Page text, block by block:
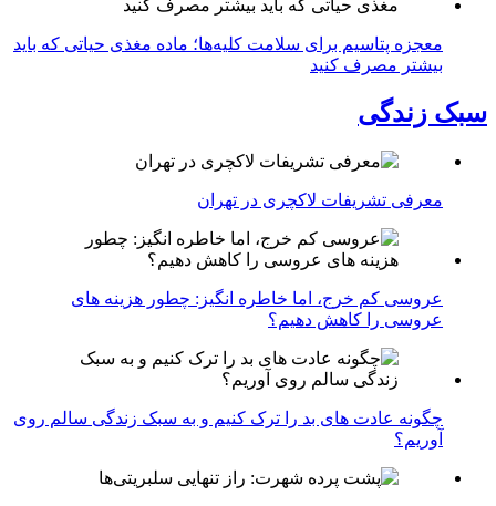
معجزه پتاسیم برای سلامت کلیه‌ها؛ ماده مغذی حیاتی که باید
بیشتر مصرف کنید
سبک زندگی
معرفی تشریفات لاکچری در تهران
عروسی کم خرج، اما خاطره انگیز: چطور هزینه های
عروسی را کاهش دهیم؟
چگونه عادت‌ های بد را ترک کنیم و به سبک زندگی سالم روی
آوریم؟